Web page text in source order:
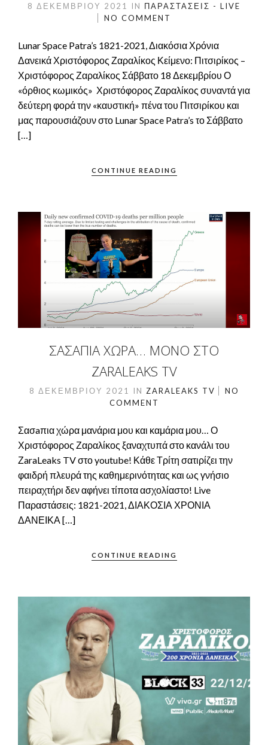
8 ΔΕΚΕΜΒΡΊΟΥ 2021 IN ΠΑΡΑΣΤΆΣΕΙΣ - LIVE
NO COMMENT
Lunar Space Patra’s 1821-2021, Διακόσια Χρόνια
Δανεικά Χριστόφορος Ζαραλίκος Κείμενο: Πιτσιρίκος –
Χριστόφορος Ζαραλίκος Σάββατο 18 Δεκεμβρίου Ο
«όρθιος κωμικός» Χριστόφορος Ζαραλίκος συναντά για
δεύτερη φορά την «καυστική» πένα του Πιτσιρίκου και
μας παρουσιάζουν στο Lunar Space Patra’s το Σάββατο
[…]
CONTINUE READING
ΣΑΣΑΠΙΑ ΧΩΡΑ… ΜΌΝΟ ΣΤΟ
ZARALEAKS TV
8 ΔΕΚΕΜΒΡΊΟΥ 2021 IN ZARALEAKS TV
NO
COMMENT
Σασaπια χώρα μανάρια μου και καμάρια μου… Ο
Χριστόφορος Ζαραλίκος ξαναχτυπά στο κανάλι του
ΖaraLeaks TV στο youtube! Κάθε Τρίτη σατιρίζει την
φαιδρή πλευρά της καθημερινότητας και ως γνήσιο
πειραχτήρι δεν αφήνει τίποτα ασχολίαστο! Live
Παραστάσεις: 1821-2021, ΔΙΑΚΟΣΙΑ ΧΡΟΝΙΑ
ΔΑΝΕΙΚΑ […]
CONTINUE READING